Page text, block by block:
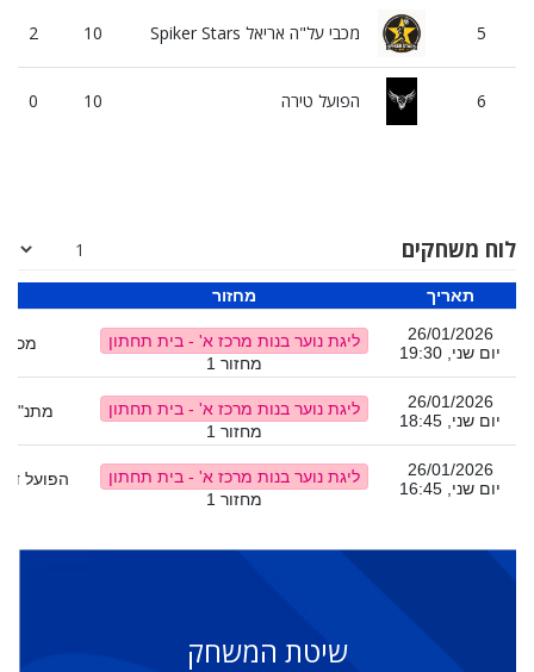
2 10 מכבי על"ה אריאל Spiker Stars 5
0 10 הפועל טירה 6
לוח משחקים
מחזור תאריך
ליגת נוער בנות מרכז א' - בית תחתון
מחזור 1
26/01/2026
יום שני, 19:30
מתנ"ס
ליגת נוער בנות מרכז א' - בית תחתון
מחזור 1
26/01/2026
יום שני, 18:45
הפועל
ליגת נוער בנות מרכז א' - בית תחתון
מחזור 1
26/01/2026
יום שני, 16:45
שיטת המשחק